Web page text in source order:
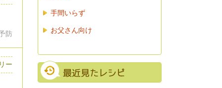
防
ー
手間いらず
お父さん向け